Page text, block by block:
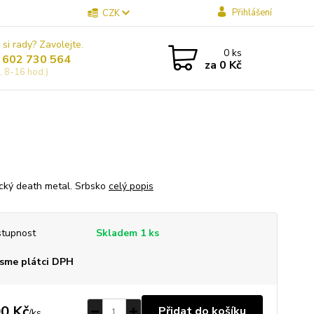
CZK Přihlášení
rady? Zavolejte.
730 564
8-16 hod.)
0ks
za 0 Kč
death metal. Srbsko celý popis
Skladem 1 ks
plátci DPH